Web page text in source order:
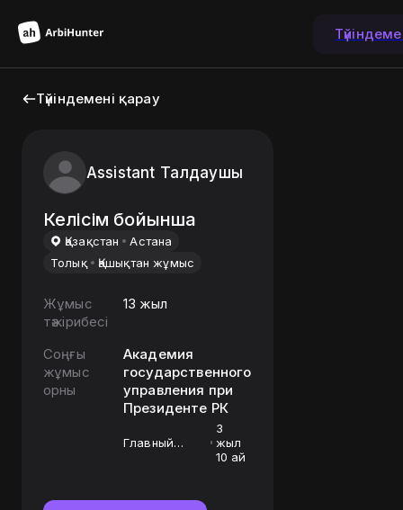
Түйіндемені қарау
Assistant Талдаушы
Келісім бойынша
Қазақстан
Астана
Толық
Қашықтан жұмыс
Жұмыс
тәжірибесі
13 жыл
Соңғы
жұмыс
орны
Академия
государственного
управления при
Президенте РК
Главный
3
жыл
10 ай